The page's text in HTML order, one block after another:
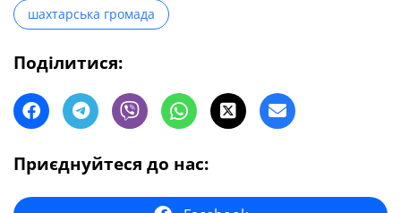
шахтарська громада
Поділитися:
Приєднуйтеся до нас: